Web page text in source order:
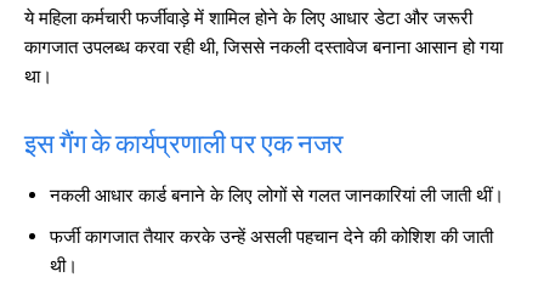
ये महिला कर्मचारी फर्जीवाड़े में शामिल होने के लिए आधार डेटा और जरूरी
कागजात उपलब्ध करवा रही थी, जिससे नकली दस्तावेज बनाना आसान हो गया
था।
इस गैंग के कार्यप्रणाली पर एक नजर
नकली आधार कार्ड बनाने के लिए लोगों से गलत जानकारियां ली जाती थीं।
फर्जी कागजात तैयार करके उन्हें असली पहचान देने की कोशिश की जाती
थी।